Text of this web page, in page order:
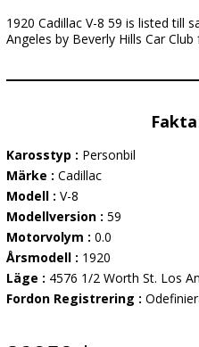
1920 Cadillac V-8 59 is listed till
Angeles by Beverly Hills Car
Karosstyp : Personbil
Märke : Cadillac
Modell : V-8
Modellversion : 59
Motorvolym : 0.0
Årsmodell : 1920
Läge : 4576 1/2 Worth St. Los
Fordon Registrering :